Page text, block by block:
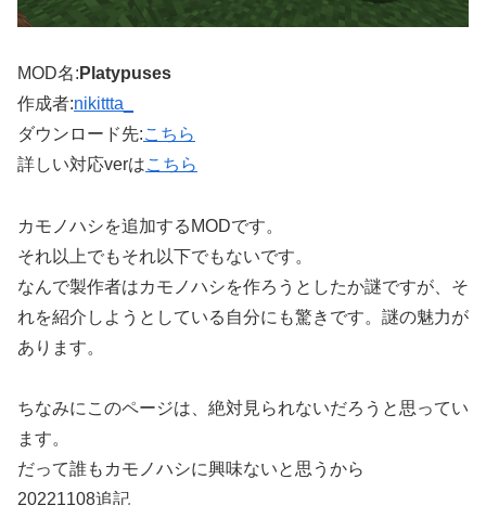
MOD名: Platypuses
作成者:nikittta_
ダウンロード先:こちら
詳しい対応verはこちら
カモノハシを追加するMODです。
それ以上でもそれ以下でもないです。
なんで製作者はカモノハシを作ろうとしたか謎ですが、そ
れを紹介しようとしている自分にも驚きです。謎の魅力が
あります。
ちなみにこのページは、絶対見られないだろうと思ってい
ます。
だって誰もカモノハシに興味ないと思うから
20221108追記